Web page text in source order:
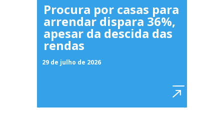
Procura por casas para
arrendar dispara 36%,
apesar da descida das
rendas
29 de julho de 2026